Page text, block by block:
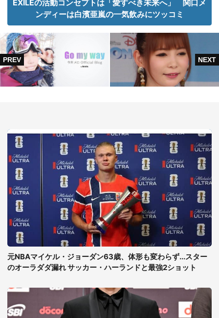
EXILEの活動コンセプトは「愛すべき未来へ」 関口メ
ンディーは白濱亜嵐の一気飲みにツッコミ
元NBAマイケル・ジョーダン63歳、体形も変わらず...スター
のオーラダダ漏れ サッカー・ハーランドと最強2ショット